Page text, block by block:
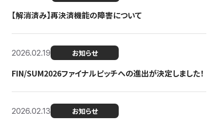
【解消済み】再決済機能の障害について
2026.02.19 お知らせ
FIN/SUM2026ファイナルピッチへの進出が決定しました！
2026.02.13 お知らせ